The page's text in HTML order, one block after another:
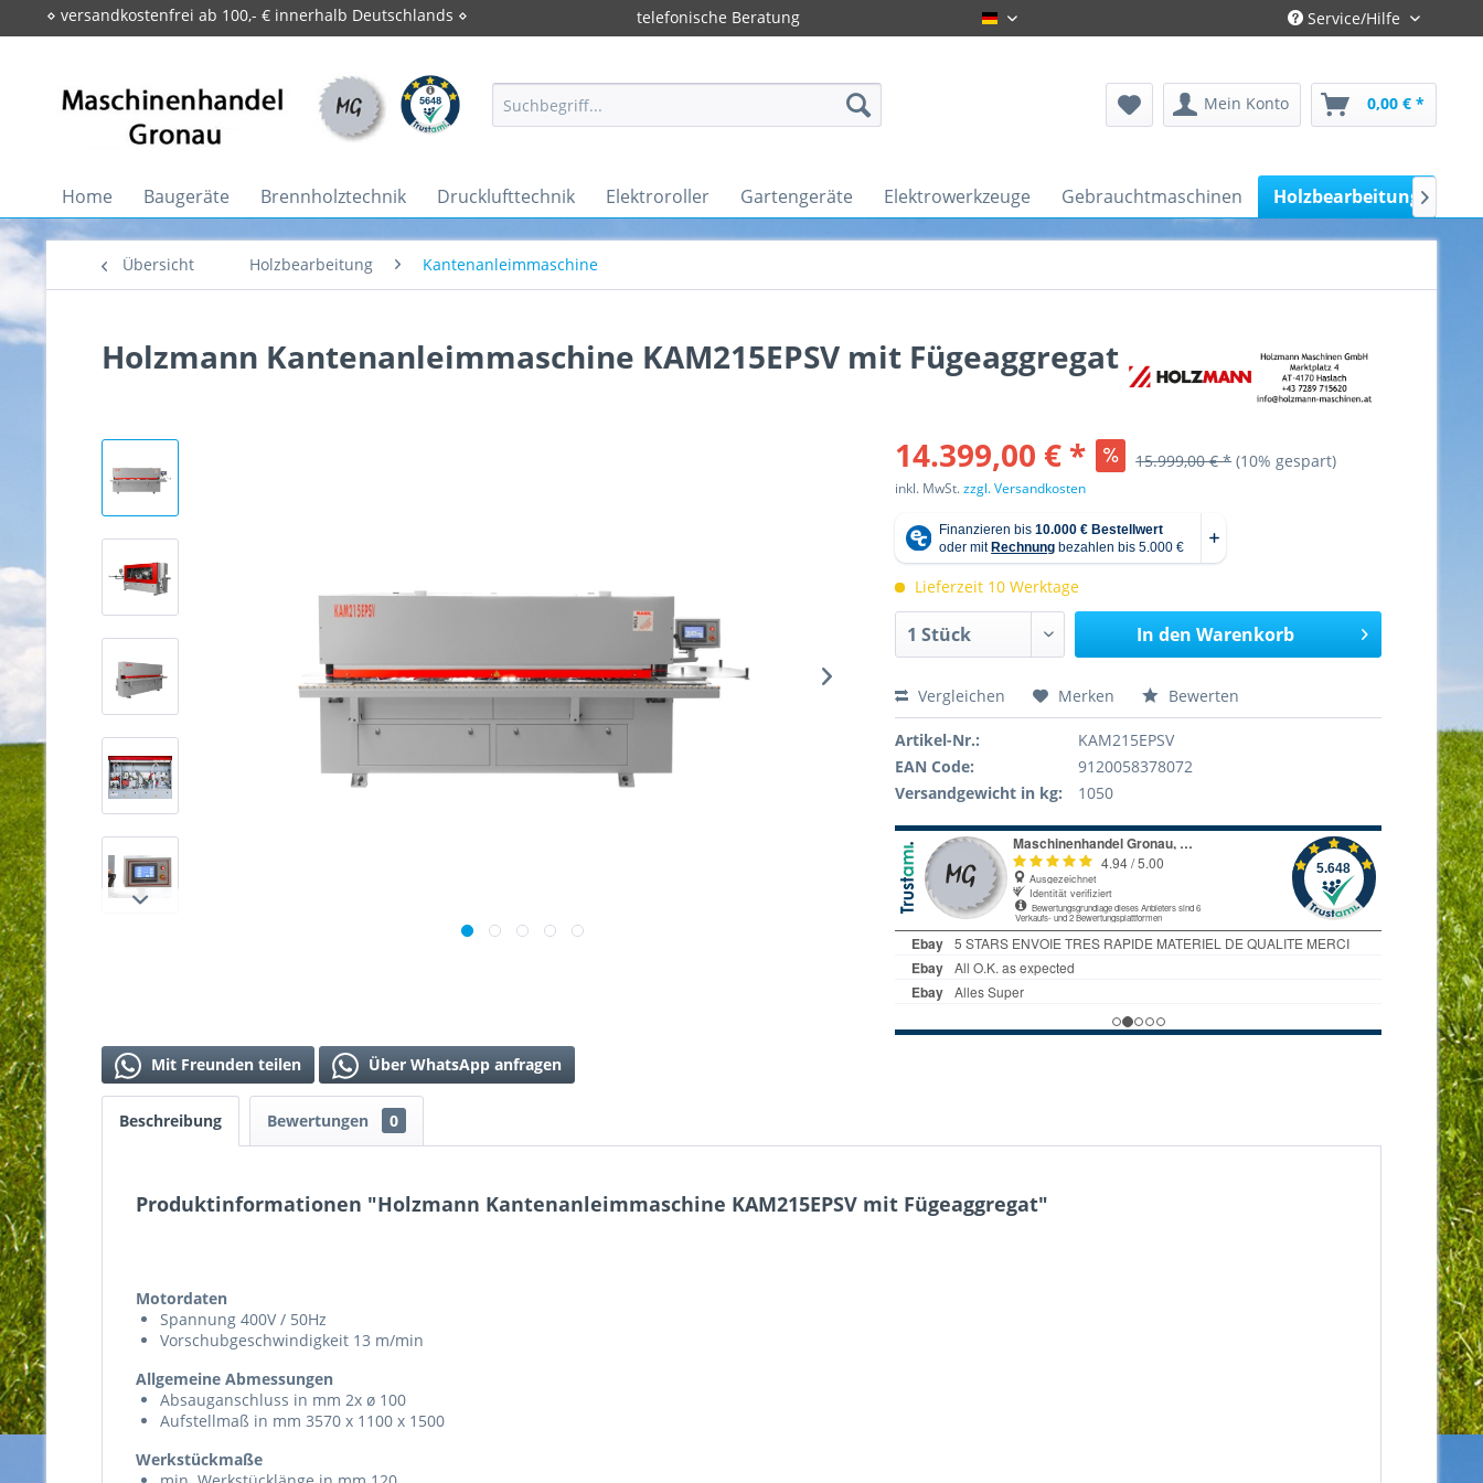
⋄ versandkostenfrei ab 100,- € innerhalb Deutschlands ⋄ telefonische Beratung Gronau-Deutsch Service/Hilfe
Mein Konto 0,00 € *
Home Baugeräte Brennholztechnik Drucklufttechnik Elektroroller Gartengeräte Elektrowerkzeuge Gebrauchtmaschinen Holzbearbeitung 
Übersicht Holzbearbeitung Kantenanleimmaschine
Holzmann Kantenanleimmaschine KAM215EPSV mit Fügeaggregat
14.399,00 € * 15.999,00 € * (10% gespart)
inkl. MwSt.zzgl. Versandkosten
Lieferzeit 10 Werktage
In den Warenkorb
Vergleichen Merken Bewerten
Artikel-Nr.:
KAM215EPSV
EAN Code:
9120058378072
Versandgewicht in kg:
1050
Mit Freunden teilen Über WhatsApp anfragen
Beschreibung Bewertungen 0
Produktinformationen "Holzmann Kantenanleimmaschine KAM215EPSV mit Fügeaggregat"
Motordaten
Spannung 400V / 50Hz
Vorschubgeschwindigkeit 13 m/min
Allgemeine Abmessungen
Absauganschluss in mm 2x ø 100
Aufstellmaß in mm 3570 x 1100 x 1500
Werkstückmaße